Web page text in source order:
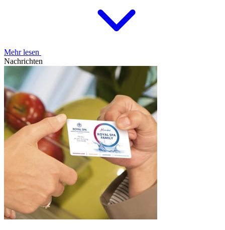
Mehr lesen
Nachrichten